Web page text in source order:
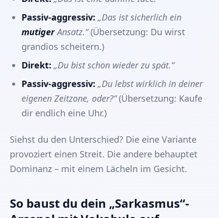
Passiv-aggressiv: „Das ist sicherlich ein
mutigerAnsatz.“(Übersetzung: Du wirst
grandios scheitern.)
Direkt: „Du bist schon wieder zu spät.“
Passiv-aggressiv: „Du lebst wirklich in deiner
eigenen Zeitzone, oder?“(Übersetzung: Kaufe
dir endlich eine Uhr.)
Siehst du den Unterschied? Die eine Variante
provoziert einen Streit. Die andere behauptet
Dominanz – mit einem Lächeln im Gesicht.
So baust du dein „Sarkasmus“-